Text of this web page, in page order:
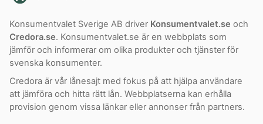
Konsumentvalet Sverige AB driver Konsumentvalet.se och
Credora.se. Konsumentvalet.se är en webbplats som
jämför och informerar om olika produkter och tjänster för
svenska konsumenter.
Credora är vår lånesajt med fokus på att hjälpa användare
att jämföra och hitta rätt lån. Webbplatserna kan erhålla
provision genom vissa länkar eller annonser från partners.